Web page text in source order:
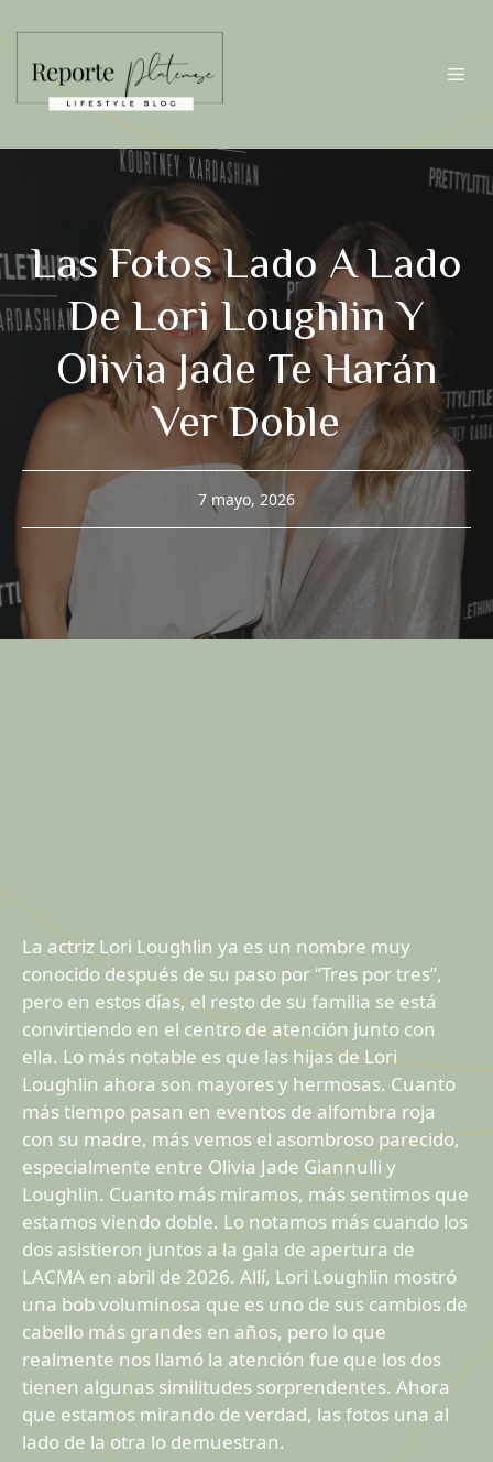
contenido
Las Fotos Lado A Lado
De Lori Loughlin Y
Olivia Jade Te Harán
Ver Doble
7 mayo, 2026
La actriz Lori Loughlin ya es un nombre muy
conocido después de su paso por “Tres por tres”,
pero en estos días, el resto de su familia se está
convirtiendo en el centro de atención junto con
ella. Lo más notable es que las hijas de Lori
Loughlin ahora son mayores y hermosas. Cuanto
más tiempo pasan en eventos de alfombra roja
con su madre, más vemos el asombroso parecido,
especialmente entre Olivia Jade Giannulli y
Loughlin. Cuanto más miramos, más sentimos que
estamos viendo doble. Lo notamos más cuando los
dos asistieron juntos a la gala de apertura de
LACMA en abril de 2026. Allí, Lori Loughlin mostró
una bob voluminosa que es uno de sus cambios de
cabello más grandes en años, pero lo que
realmente nos llamó la atención fue que los dos
tienen algunas similitudes sorprendentes. Ahora
que estamos mirando de verdad, las fotos una al
lado de la otra lo demuestran.